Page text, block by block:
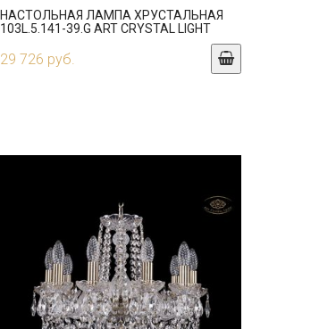
НАСТОЛЬНАЯ ЛАМПА ХРУСТАЛЬНАЯ
103L.5.141-39.G ART CRYSTAL LIGHT
29 726 руб.